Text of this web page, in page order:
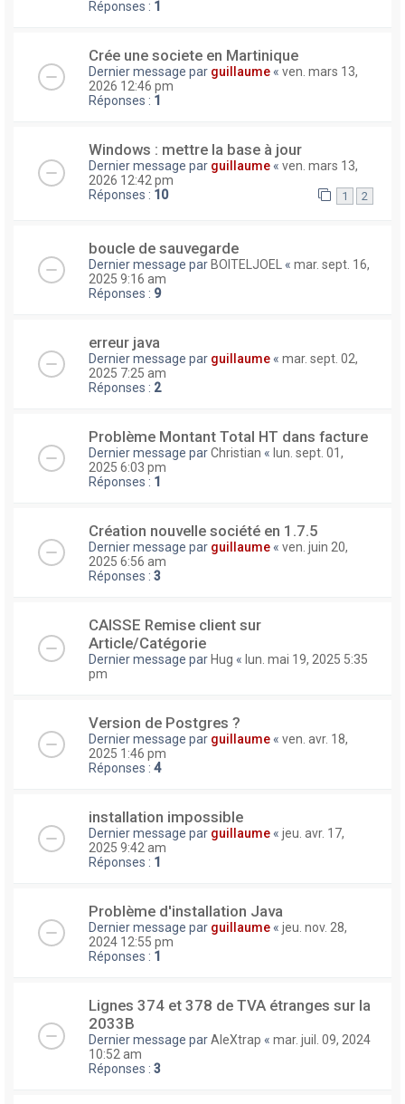
Réponses : 1
Crée une societe en Martinique
Dernier message par guillaume « ven. mars 13,
2026 12:46 pm
Réponses : 1
Windows : mettre la base à jour
Dernier message par guillaume « ven. mars 13,
2026 12:42 pm
Réponses : 10 1 2
boucle de sauvegarde
Dernier message par BOITELJOEL « mar. sept. 16,
2025 9:16 am
Réponses : 9
erreur java
Dernier message par guillaume « mar. sept. 02,
2025 7:25 am
Réponses : 2
Problème Montant Total HT dans facture
Dernier message parChristian « lun. sept. 01,
2025 6:03 pm
Réponses : 1
Création nouvelle société en 1.7.5
Dernier message par guillaume « ven. juin 20,
2025 6:56 am
Réponses : 3
CAISSE Remise client sur
Article/Catégorie
Dernier message par Hug « lun. mai 19, 2025 5:35
pm
Version de Postgres ?
Dernier message par guillaume « ven. avr. 18,
2025 1:46 pm
Réponses : 4
installation impossible
Dernier message par guillaume « jeu. avr. 17,
2025 9:42 am
Réponses : 1
Problème d'installation Java
Dernier message par guillaume « jeu. nov. 28,
2024 12:55 pm
Réponses : 1
Lignes 374 et 378 de TVA étranges sur la
2033B
Dernier message parAleXtrap « mar. juil. 09, 2024
10:52 am
Réponses : 3